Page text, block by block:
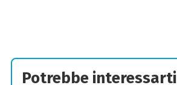
Potrebbe